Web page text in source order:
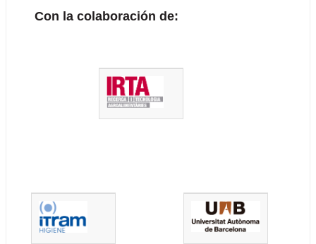
Con la colaboración de: